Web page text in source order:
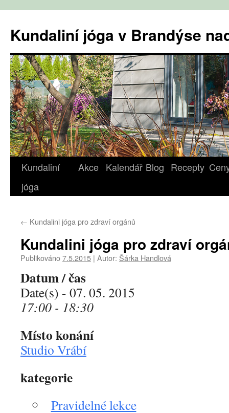
obsahu
webu
Kundaliní jóga v Brandýse
Kundaliní
jóga
Akce Kalendář Blog Recepty
← Kundalini jóga pro zdraví orgánů
Kundalini jóga pro zdraví
Publikováno7.5.2015 | Autor: Šárka Handlová
Datum / čas
Date(s) - 07. 05. 2015
17:00 - 18:30
Místo konání
Studio Vrábí
kategorie
Pravidelné lekce